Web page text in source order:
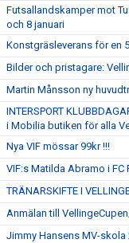
Futsallandskamper mot
och 8 januari
Konstgräsleverans för en
Bilder och pristagare:
Martin Månsson ny
INTERSPORT
i Mobilia butiken för alla
Nya VIF mössar 99kr !!!
VIF:s Matilda Abramo i FC
TRÄNARSKIFTE I
Anmälan till
Jimmy Hansens MV-skola